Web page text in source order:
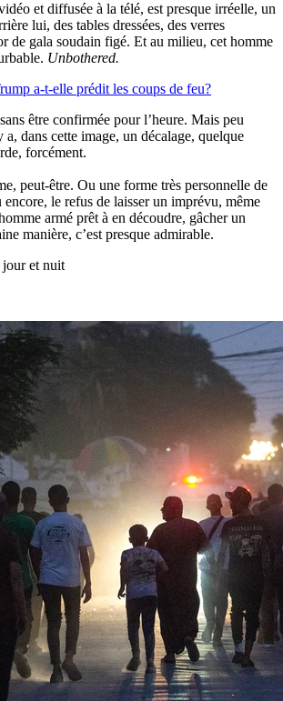
et diffusée à la télé, est presque irréelle, un
lui, des tables dressées, des verres
de gala soudain figé. Et au milieu, cet homme
Unbothered.
a-t-elle prédit les coups de feu?
être confirmée pour l’heure. Mais peu
dans cette image, un décalage, quelque
forcément.
peut-être. Ou une forme très personnelle de
encore, le refus de laisser un imprévu, même
armé prêt à en découdre, gâcher un
manière, c’est presque admirable.
et nuit